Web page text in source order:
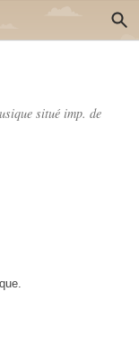
situé imp. de